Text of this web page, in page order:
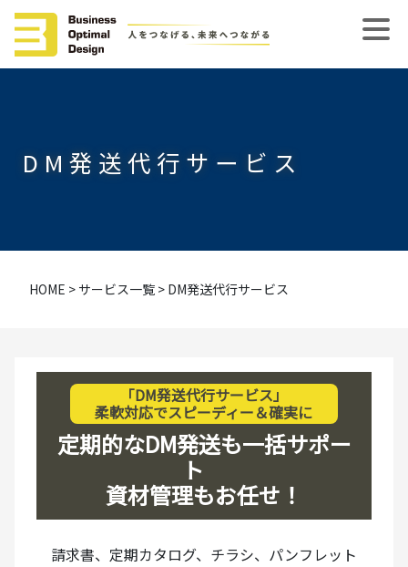
DM発送代行サービス
HOME > サービス一覧 > DM発送代行サービス
「DM発送代行サービス」
柔軟対応でスピーディー＆確実に
定期的なDM発送も一括サポー
ト
資材管理もお任せ！
請求書、定期カタログ、チラシ、パンフレット